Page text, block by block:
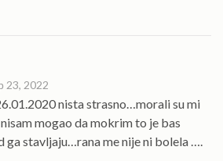
23, 2022
nista strasno…morali su mi
mogao da mokrim to je bas
stavljaju…rana me nije ni bolela ….